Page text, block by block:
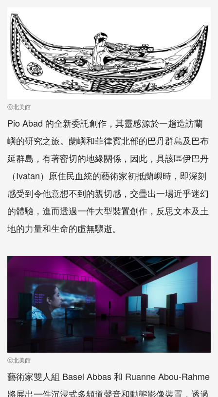
ⓒ北美館
Pio Abad 的全新委託創作，其靈感源於一趟造訪蘭
嶼的研究之旅。蘭嶼和菲律賓北部的巴丹群島及巴布
延群島，有著密切的地緣關係，因此，具該區伊巴丹
（Ivatan）原住民血統的藝術家初抵蘭嶼時，即深刻
感受到令他意想不到的親切感，交疊出一場近乎迷幻
的體驗，進而透過一件大型裝置創作，反思文本及土
地的力量和生命的虛無驟逝。
ⓒ北美館
藝術家雙人組 Basel Abbas和 Ruanne Abou-Rahme
將展出一件沉浸式多頻道聲音和動態影像裝置，透過